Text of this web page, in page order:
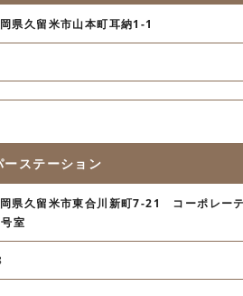
県久留米市山本町耳納1-1
ステーション
県久留米市東合川新町7-21 コーポレー
室